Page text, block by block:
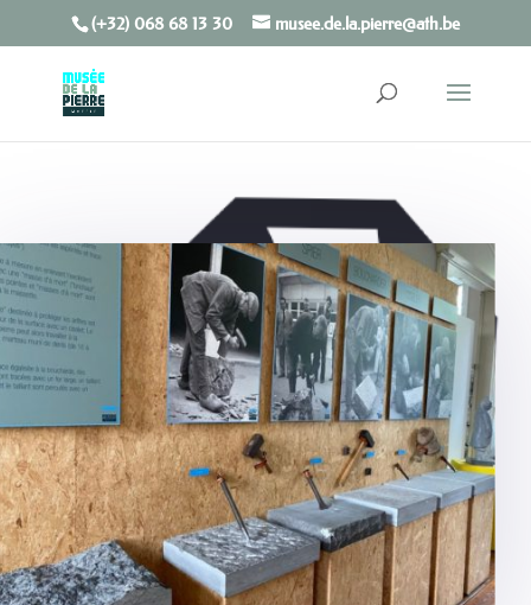
Toolbar openen
(+32) 068 68 13 30 musee.de.la.pierre@ath.be